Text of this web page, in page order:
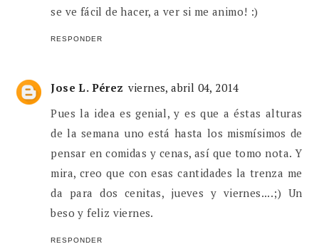
se ve fácil de hacer, a ver si me animo! :)
RESPONDER
Jose L. Pérez viernes, abril 04, 2014
Pues la idea es genial, y es que a éstas alturas
de la semana uno está hasta los mismísimos de
pensar en comidas y cenas, así que tomo nota. Y
mira, creo que con esas cantidades la trenza me
da para dos cenitas, jueves y viernes....;) Un
beso y feliz viernes.
RESPONDER